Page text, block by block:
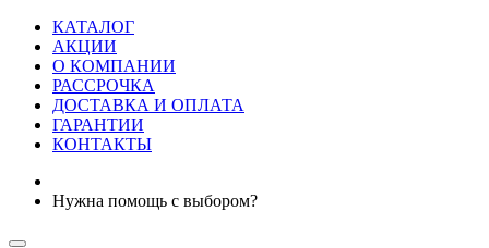
КАТАЛОГ
АКЦИИ
О КОМПАНИИ
РАССРОЧКА
ДОСТАВКА И ОПЛАТА
ГАРАНТИИ
КОНТАКТЫ
Нужна помощь с выбором?